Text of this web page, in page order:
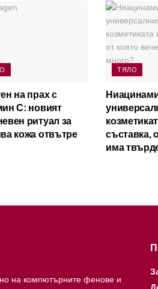
на прах с
C: новият
ритуал за
кожа отвътре
ТЯЛО
съставка,
има
на компютърните фенове и